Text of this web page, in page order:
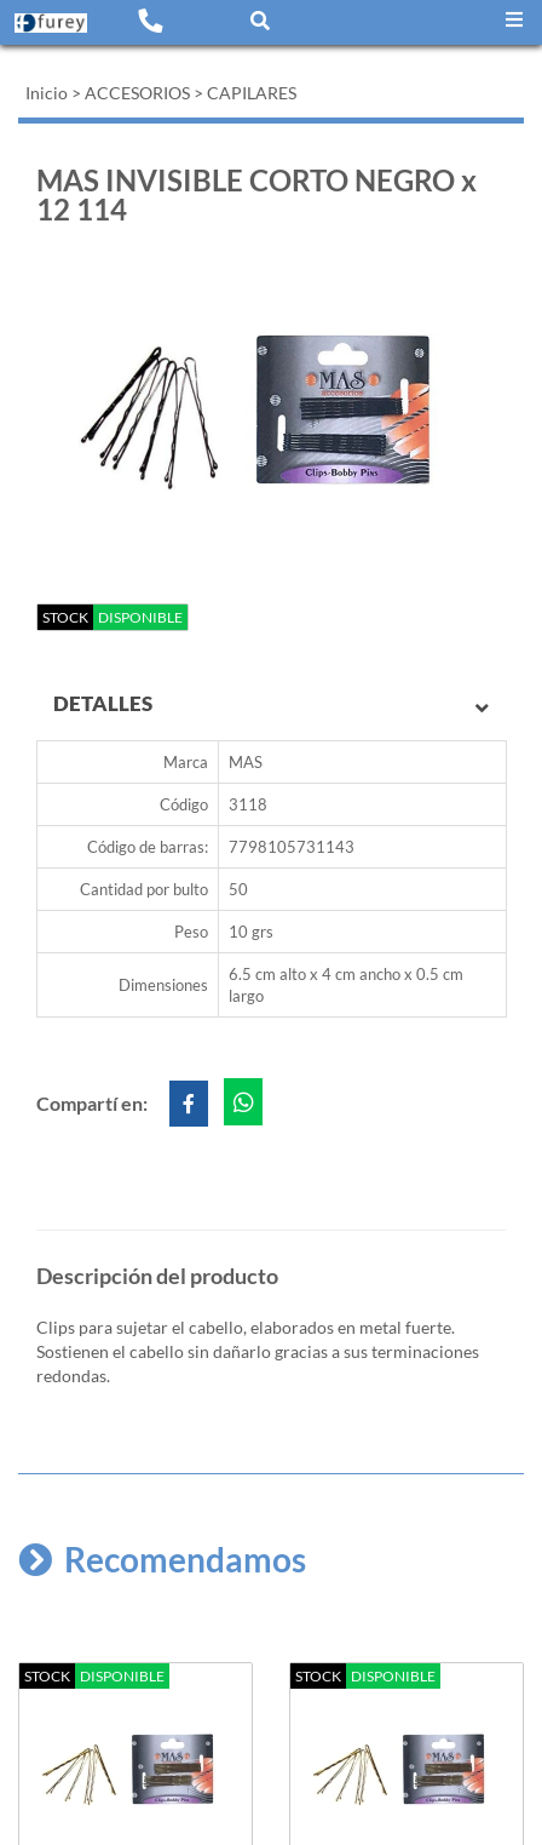
Inicio > ACCESORIOS > CAPILARES
MAS INVISIBLE CORTO NEGRO x
12 114
STOCK DISPONIBLE
DETALLES
Marca MAS
Código 3118
Código de barras: 7798105731143
Cantidad por bulto 50
Peso 10 grs
Dimensiones
6.5 cm alto x 4 cm ancho x 0.5 cm
largo
Compartí en:
Descripción del producto
Clips para sujetar el cabello, elaborados en metal fuerte.
Sostienen el cabello sin dañarlo gracias a sus terminaciones
redondas.
Recomendamos
STOCK DISPONIBLE STOCK DISPONIBLE